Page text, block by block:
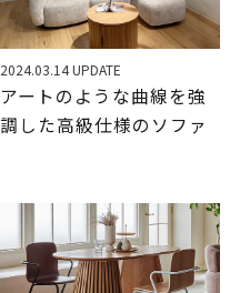
2024.03.14 UPDATE
アートのような曲線を強
調した高級仕様のソファ